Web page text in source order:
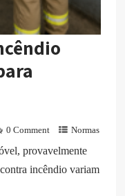
0 Comment Normas
provavelmente
incêndio variam